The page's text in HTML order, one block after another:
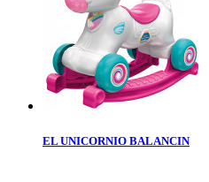
EL UNICORNIO BALANCIN